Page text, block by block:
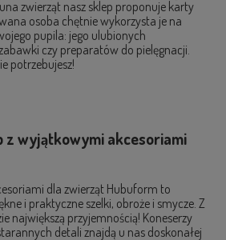
zwierząt nasz sklep proponuje karty
osoba chętnie wykorzysta je na
pupila: jego ulubionych
czy preparatów do pielęgnacji.
potrzebujesz!
z wyjątkowymi akcesoriami
dla zwierząt Hubuform to
i praktyczne szelki, obroże i smycze. Z
największą przyjemnością! Koneserzy
detali znajdą u nas doskonałej